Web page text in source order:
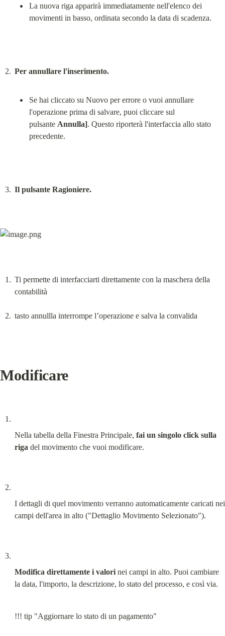
La nuova riga apparirà immediatamente nell'elenco dei
movimenti in basso, ordinata secondo la data di scadenza.
Per annullare l'inserimento.
Se hai cliccato su Nuovo per errore o vuoi annullare
l'operazione prima di salvare, puoi cliccare sul
pulsante Annulla]. Questo riporterà l'interfaccia allo stato
precedente.
Il pulsante Ragioniere.
Ti permette di interfacciarti direttamente con la maschera della
contabilità
tasto annullla interrompe l’operazione e salva la convalida
Modificare
Nella tabella della Finestra Principale, fai un singolo click sulla
riga del movimento che vuoi modificare.
I dettagli di quel movimento verranno automaticamente caricati nei
campi dell'area in alto ("Dettaglio Movimento Selezionato").
Modifica direttamente i valori nei campi in alto. Puoi cambiare
la data, l'importo, la descrizione, lo stato del processo, e così via.
!!! tip "Aggiornare lo stato di un pagamento"